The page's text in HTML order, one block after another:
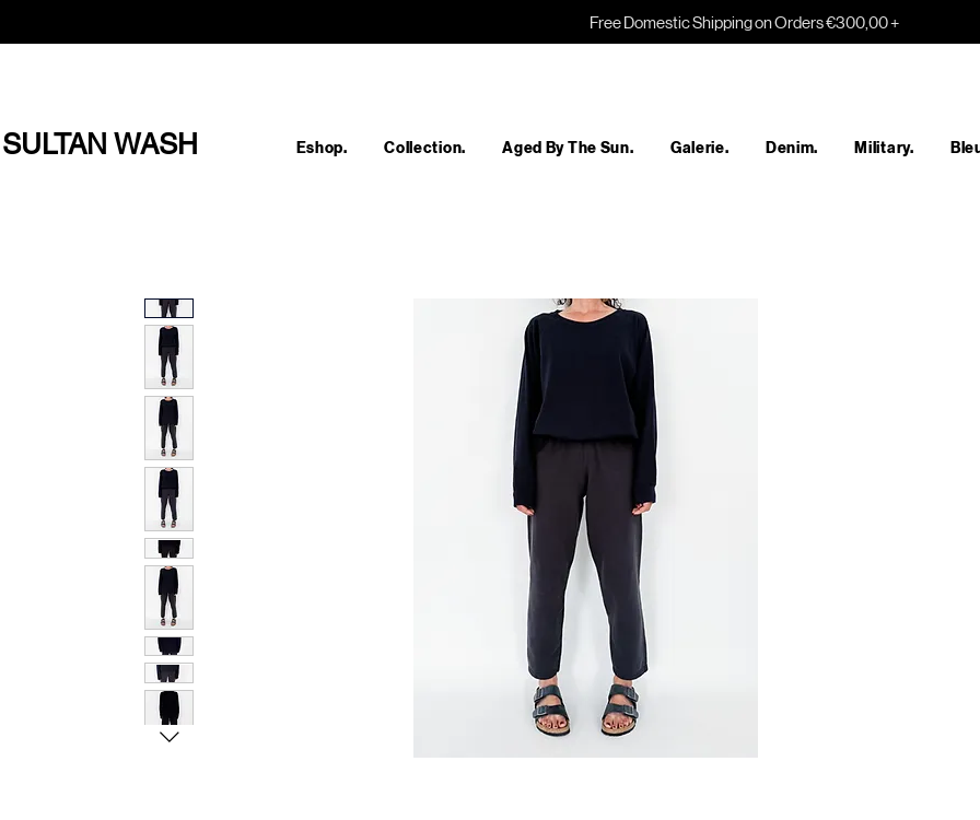
Free Domestic Shipping on Orders €300,00 +
SULTAN WASH Eshop. Collection. Aged By The Sun. Galerie. Denim. Military.